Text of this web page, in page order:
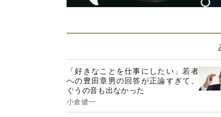
「好きなことを仕事にしたい」若者
への豊田章男の回答が正論すぎて、
ぐうの音も出なかった
小倉健一